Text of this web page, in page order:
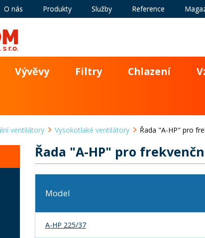
O nás Produkty Služby Reference
Vývěvy Filtry Chlazení
ventilátory Vysokotlaké ventilátory Řada "A-HP" pro
Řada "A-HP" pro
Model
A-HP 225/37